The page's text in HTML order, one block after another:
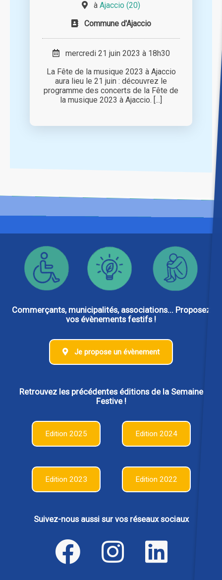
à Ajaccio (20)
Commune d'Ajaccio
mercredi 21 juin 2023 à 18h30
La Fête de la musique 2023 à Ajaccio
aura lieu le 21 juin : découvrez le
programme des concerts de la Fête de
la musique 2023 à Ajaccio. [...]
Commerçants, municipalités, associations... Proposez
vos évènements festifs !
Je propose un évènement
Retrouvez les précédentes éditions de la Semaine
Festive !
Edition 2025 Edition 2024
Edition 2023 Edition 2022
Suivez-nous aussi sur vos réseaux sociaux